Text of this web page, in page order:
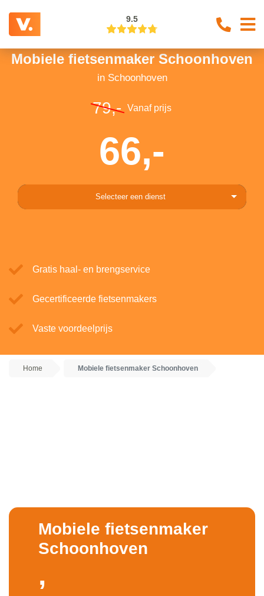
9.5
Mobiele fietsenmaker Schoonhoven
in Schoonhoven
79,- Vanaf prijs
66,-
Selecteer een dienst
Gratis haal- en brengservice
Gecertificeerde fietsenmakers
Vaste voordeelprijs
Home Mobiele fietsenmaker Schoonhoven
Mobiele fietsenmaker
Schoonhoven
,